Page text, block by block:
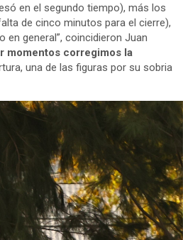
en el segundo tiempo), más los
de cinco minutos para el cierre),
general”, coincidieron Juan
momentos corregimos la
una de las figuras por su sobria